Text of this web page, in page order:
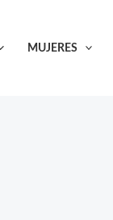
MUJERES